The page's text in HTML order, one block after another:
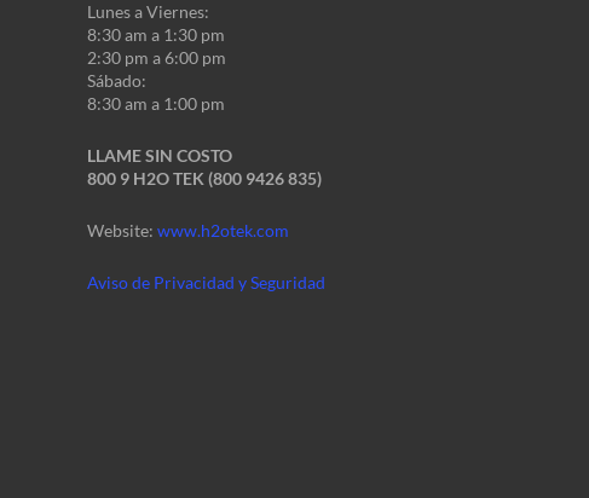
Lunes a Viernes:
8:30 am a 1:30 pm
2:30 pm a 6:00 pm
Sábado:
8:30 am a 1:00 pm
LLAME SIN COSTO
800 9 H2O TEK (800 9426 835)
Website: www.h2otek.com
Aviso de Privacidad y Seguridad